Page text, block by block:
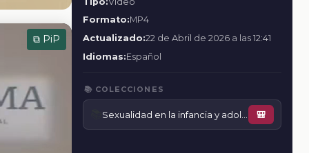
⧉ PiP
Formato:MP4
Actualizado:22 de Abril de 2026 a las 12:41
Idiomas:Español
📚 COLECCIONES
🎒